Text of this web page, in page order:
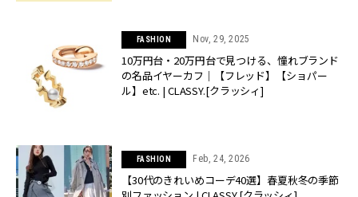
FASHION Nov, 29, 2025
10万円台・20万円台で見つける、憧れブランド
の名品イヤーカフ｜【フレッド】【ショパー
ル】etc. | CLASSY.[クラッシィ]
FASHION Feb, 24, 2026
【30代のきれいめコーデ40選】春夏秋冬の季節